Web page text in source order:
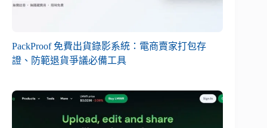
PackProof 免費出貨錄影系統：電商賣家打包存
證、防範退貨爭議必備工具